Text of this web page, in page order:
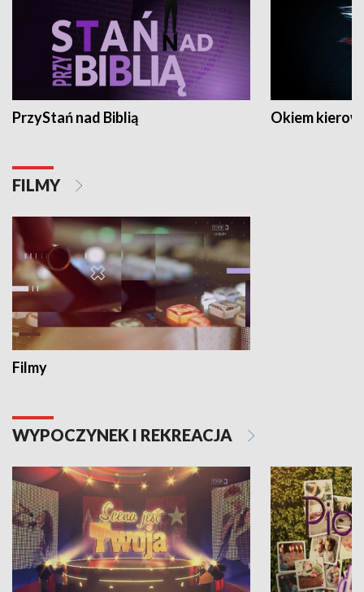
PrzyStań nad Biblią Okiem
FILMY
Filmy
WYPOCZYNEK I REKREACJA